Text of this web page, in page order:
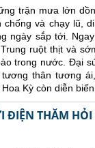
trận mưa lớn
và chạy lũ,
ngày sắp tới.
ruột thịt và
trong nước. Đại
thân tương
Kỳ còn diễn
ĐIỆN THĂM